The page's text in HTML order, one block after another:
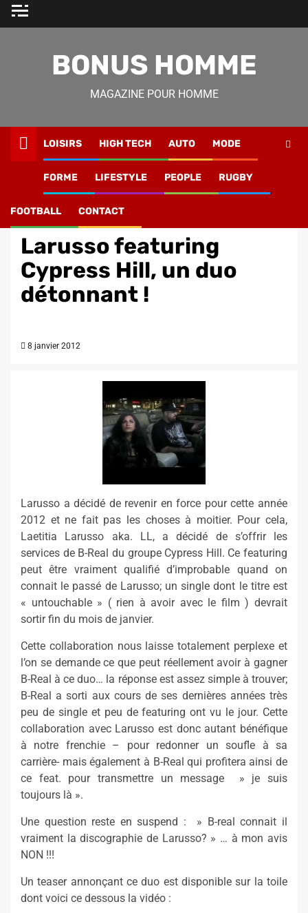
Skip
BONUS HOMME
MAGAZINE POUR HOMME
LOISIRS HIGH TECH AUTO MODE
FORME LIFESTYLE PEOPLE RUGBY
FOOTBALL CONTACT
Cypress Hill, un duo détonnant !
Larusso featuring
Cypress Hill, un duo
détonnant !
8 janvier 2012
Larusso a décidé de revenir en force pour cette année
2012 et ne fait pas les choses à moitier. Pour cela,
Laetitia Larusso aka. LL, a décidé de s’offrir les
services de B-Real du groupe Cypress Hill. Ce featuring
peut être vraiment qualifié d’improbable quand on
connait le passé de Larusso; un single dont le titre est
« untouchable » ( rien à avoir avec le film ) devrait
sortir fin du mois de janvier.
Cette collaboration nous laisse totalement perplexe et
l’on se demande ce que peut réellement avoir à gagner
B-Real à ce duo… la réponse est assez simple à trouver;
B-Real a sorti aux cours de ses dernières années très
peu de single et peu de featuring ont vu le jour. Cette
collaboration avec Larusso est donc autant bénéfique
à notre frenchie – pour redonner un soufle à sa
carrière- mais également à B-Real qui profitera ainsi de
ce feat. pour transmettre un message » je suis
toujours là ».
Une question reste en suspend : » B-real connait il
vraiment la discographie de Larusso? » … à mon avis
NON !!!
Un teaser annonçant ce duo est disponible sur la toile
dont voici ce dessous la vidéo :